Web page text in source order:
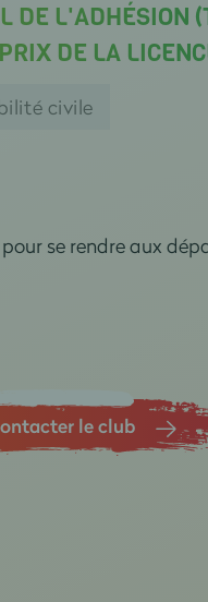
DE L'ADHÉSION
DE LA
civile
se rendre aux
le club